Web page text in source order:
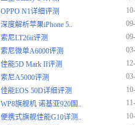
OPPO N1详细评测
深度解析苹果iPhone 5..
索尼LT26ii评测
索尼微单A6000评测
佳能5D Mark II评测
索尼A5000评测
佳能EOS 50D详细评测
WP8旗舰机 诺基亚920国..
便携式旗舰佳能G10详测..